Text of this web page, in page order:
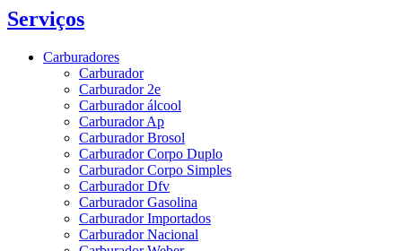
Serviços
Carburadores
Carburador
Carburador 2e
Carburador álcool
Carburador Ap
Carburador Brosol
Carburador Corpo Duplo
Carburador Corpo Simples
Carburador Dfv
Carburador Gasolina
Carburador Importados
Carburador Nacional